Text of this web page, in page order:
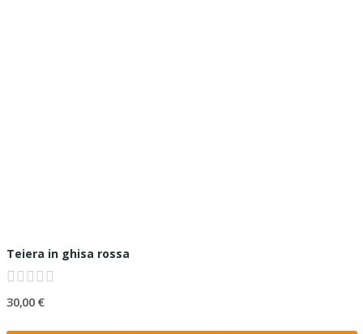
Teiera in ghisa rossa
30,00 €